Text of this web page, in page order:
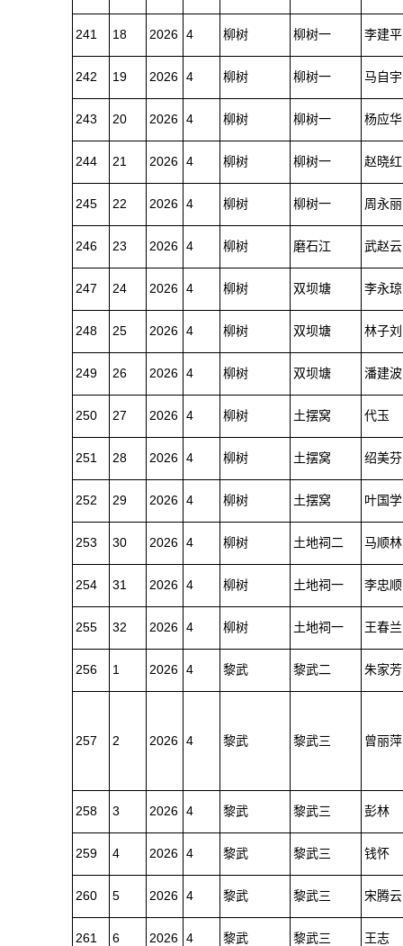
241 18 2026 4 柳树 柳树一 李建平
242 19 2026 4 柳树 柳树一 马自宇
243 20 2026 4 柳树 柳树一 杨应华
244 21 2026 4 柳树 柳树一 赵晓红
245 22 2026 4 柳树 柳树一 周永丽
246 23 2026 4 柳树 磨石江 武赵云
247 24 2026 4 柳树 双坝塘 李永琼
248 25 2026 4 柳树 双坝塘 林子刘
249 26 2026 4 柳树 双坝塘 潘建波
250 27 2026 4 柳树 土摆窝 代玉
251 28 2026 4 柳树 土摆窝 绍美芬
252 29 2026 4 柳树 土摆窝 叶国学
253 30 2026 4 柳树 土地祠二 马顺林
254 31 2026 4 柳树 土地祠一 李忠顺
255 32 2026 4 柳树 土地祠一 王春兰
256 1 2026 4 黎武 黎武二 朱家芳
257 2 2026 4 黎武 黎武三 曾丽萍
258 3 2026 4 黎武 黎武三 彭林
259 4 2026 4 黎武 黎武三 钱怀
260 5 2026 4 黎武 黎武三 宋腾云
261 6 2026 4 黎武 黎武三 王志